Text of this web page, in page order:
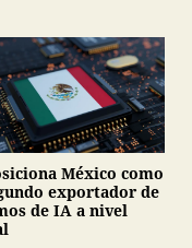
México como
exportador de
de IA a nivel